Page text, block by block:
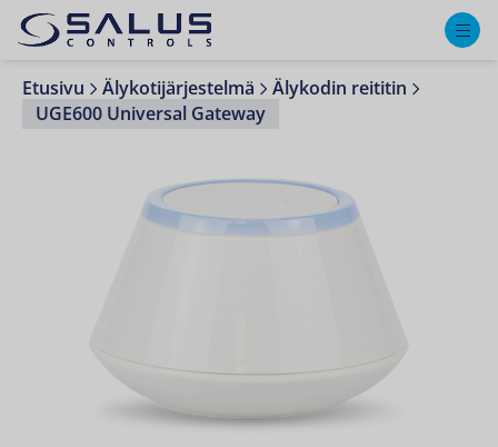
Etusivu Älykotijärjestelmä
Älykodin reititin
UGE600 Universal Gateway